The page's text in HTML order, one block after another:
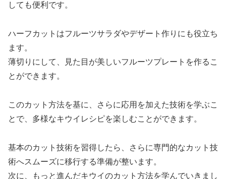
しても便利です。
ハーフカットはフルーツサラダやデザート作りにも役立ち
ます。
薄切りにして、見た目が美しいフルーツプレートを作るこ
とができます。
このカット方法を基に、さらに応用を加えた技術を学ぶこ
とで、多様なキウイレシピを楽しむことができます。
基本のカット技術を習得したら、さらに専門的なカット技
術へスムーズに移行する準備が整います。
次に、もっと進んだキウイのカット方法を学んでいきまし